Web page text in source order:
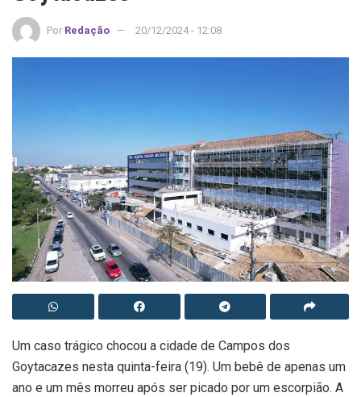
Por Redação 20/12/2024 - 12:08
Um caso trágico chocou a cidade de Campos dos
Goytacazes nesta quinta-feira (19). Um bebê de apenas um
ano e um mês morreu após ser picado por um escorpião. A